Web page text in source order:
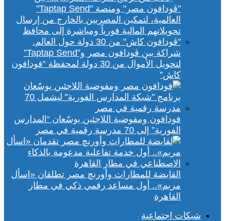
شراكة بين ڤودافون مصر و”Taptap Send”
لتحويل الأموال من 30 دولة لمحفظة “فودافون
كاش”
فودافون ومفوضية اللاجئين يوسّعان “المدارس
الفورية” إلى 70 مدرسة رقمية في مصر
القابضة للمطارات وأورنچ مصر تطلقان «اسأل
مريم».. أول مساعد رقمي ذكي في مطار
القاهرة
شبكات اجتماعية